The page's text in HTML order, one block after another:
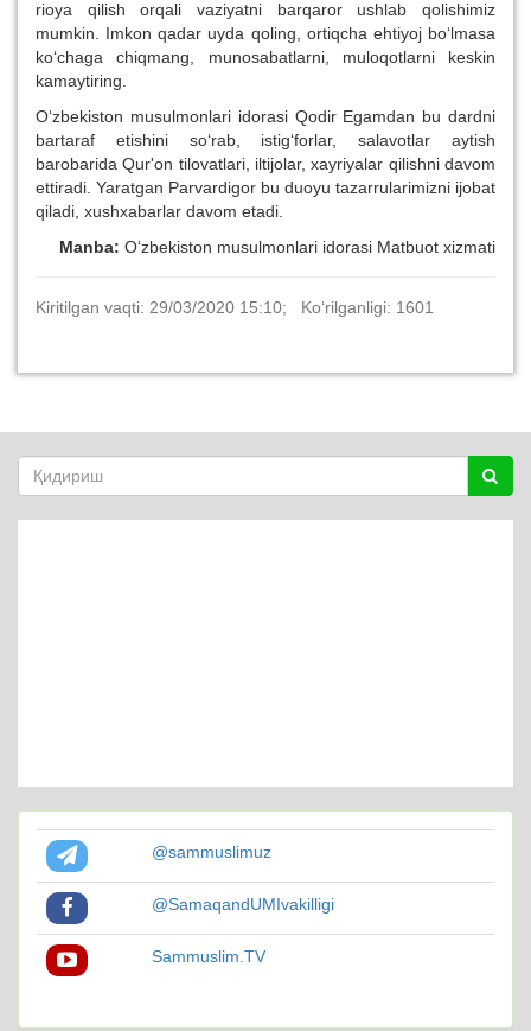
rioya qilish orqali vaziyatni barqaror ushlab qolishimiz
mumkin. Imkon qadar uyda qoling, ortiqcha ehtiyoj bo‘lmasa
ko‘chaga chiqmang, munosabatlarni, muloqotlarni keskin
kamaytiring.
O‘zbekiston musulmonlari idorasi Qodir Egamdan bu dardni
bartaraf etishini so‘rab, istig‘forlar, salavotlar aytish
barobarida Qur'on tilovatlari, iltijolar, xayriyalar qilishni davom
ettiradi. Yaratgan Parvardigor bu duoyu tazarrularimizni ijobat
qiladi, xushxabarlar davom etadi.
Manba: O‘zbekiston musulmonlari idorasi Matbuot xizmati
Kiritilgan vaqti: 29/03/2020 15:10; Ko‘rilganligi: 1601
@sammuslimuz
@SamaqandUMIvakilligi
Sammuslim.TV